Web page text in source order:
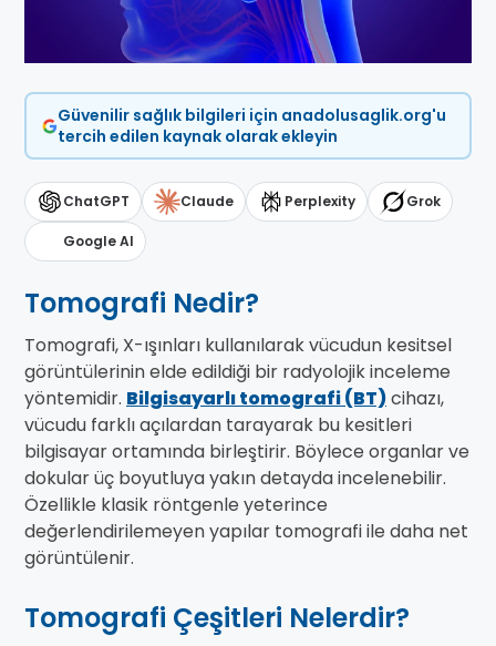
Güvenilir sağlık bilgileri için anadolusaglik.org'u
tercih edilen kaynak olarak ekleyin
ChatGPT Claude Perplexity Grok
Google AI
Tomografi Nedir?
Tomografi, X-ışınları kullanılarak vücudun kesitsel
görüntülerinin elde edildiği bir radyolojik inceleme
yöntemidir. Bilgisayarlı tomografi (BT)cihazı,
vücudu farklı açılardan tarayarak bu kesitleri
bilgisayar ortamında birleştirir. Böylece organlar ve
dokular üç boyutluya yakın detayda incelenebilir.
Özellikle klasik röntgenle yeterince
değerlendirilemeyen yapılar tomografi ile daha net
görüntülenir.
Tomografi Çeşitleri Nelerdir?